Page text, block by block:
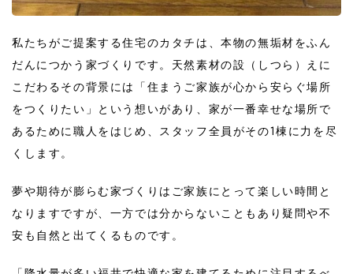
私たちがご提案する住宅のカタチは、本物の無垢材をふん
だんにつかう家づくりです。天然素材の設（しつら）えに
こだわるその背景には「住まうご家族が心から安らぐ場所
をつくりたい」という想いがあり、家が一番幸せな場所で
あるために職人をはじめ、スタッフ全員がその1棟に力を尽
くします。
夢や期待が膨らむ家づくりはご家族にとって楽しい時間と
なりますですが、一方では分からないこともあり疑問や不
安も自然と出てくるものです。